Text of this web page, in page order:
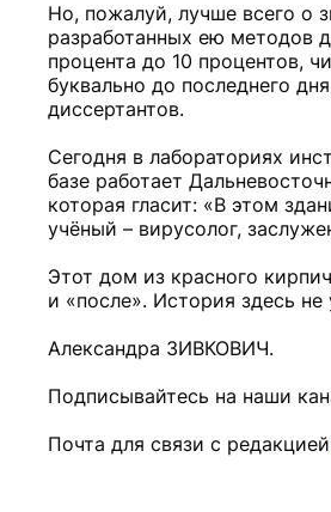
Но, пожалуй, лучше всего о
разработанных ею методов
процента до 10 процентов,
буквально до последнего
диссертантов.
Сегодня в лабораториях
базе работает
которая гласит: «В этом
учёный – вирусолог,
Этот дом из красного
и «после». История здесь
Александра ЗИВКОВИЧ.
Подписывайтесь на наши
Почта для связи с